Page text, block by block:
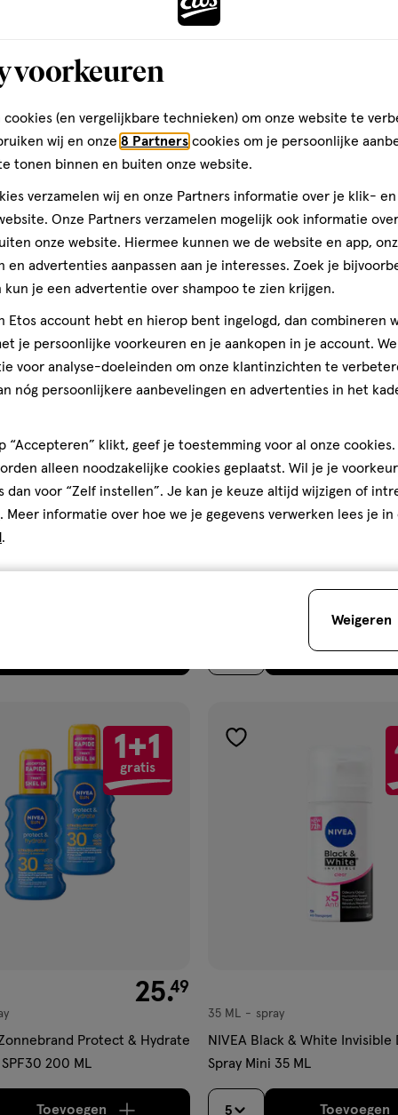
Droge Huid 25 stuks
Toevoegenverhoog aantal met één ,Limiet bereikt.Je kan
spray
150 ML
2 Toevoegen
1+1
Zonnebrand SPF 50+ 50
Je kan
toevoegen
aan
verlanglijst
Toevoegen
1+1
gratis
€ 25.49
25.49
Zonnebrand Protect & Hydrate
200 ML
Toevoegen
toevoegen
spray
35 ML spray
NIVEA Black & White Invisible
Spray Mini 35 ML
5 Toevoegen
Gratisbezorging vanaf €35 Gratisretour binnen 30
voorkeuren
cookies (en vergelijkbare technieken) om onze website te
wij en onze 8 Partners cookies om je persoonlijke
tonen binnen en buiten onze website.
verzamelen wij en onze Partners informatie over je klik-
Onze Partners verzamelen mogelijk ook informatie
onze website. Hiermee kunnen we de website en app,
en advertenties aanpassen aan je interesses. Zoek je
kun je een advertentie over shampoo te zien krijgen.
Etos account hebt en hierop bent ingelogd, dan combineren
je persoonlijke voorkeuren en je aankopen in je account.
voor analyse-doeleinden om onze klantinzichten te
nóg persoonlijkere aanbevelingen en advertenties in het
“Accepteren” klikt, geef je toestemming voor al onze cookies.
alleen noodzakelijke cookies geplaatst. Wil je je
dan voor “Zelf instellen”. Je kan je keuze altijd wijzigen of
. Meer informatie over hoe we je gegevens verwerken lees je in
.
Weigeren